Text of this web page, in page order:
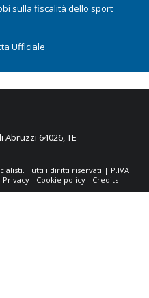
sulla fiscalità dello sport
Ufficiale
Abruzzi 64026,TE
Tutti i diritti riservati | P.IVA
Privacy- Cookie policy- Credits